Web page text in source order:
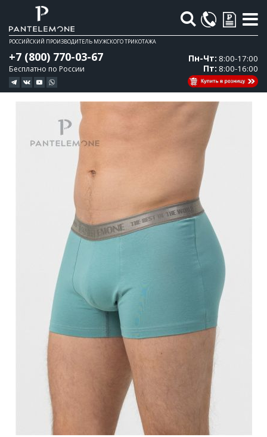
Поиск
РОССИЙСКИЙ ПРОИЗВОДИТЕЛЬ МУЖСКОГО ТРИКОТАЖА
+7 (800) 770-03-67
Бесплатно по России
Пн-Чт: 8:00-17:00
Пт: 8:00-16:00
галереи
изображений
галереи
изображений